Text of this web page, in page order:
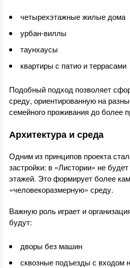
четырехэтажные жилые дома
урбан-виллы
таунхаусы
квартиры с патио и террасами
Подобный подход позволяет
среду, ориентированную на
семейного проживания до более
Архитектура и среда
Одним из принципов проекта
застройки: в «Листории» не
этажей. Это формирует более
«человекоразмерную» среду.
Важную роль играет и
будут:
дворы без машин
сквозные подъезды с входом